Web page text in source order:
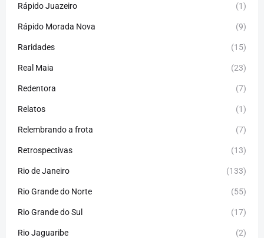
Rápido Juazeiro (1)
Rápido Morada Nova (9)
Raridades (15)
Real Maia (23)
Redentora (7)
Relatos (1)
Relembrando a frota (7)
Retrospectivas (13)
Rio de Janeiro (133)
Rio Grande do Norte (55)
Rio Grande do Sul (17)
Rio Jaguaribe (2)